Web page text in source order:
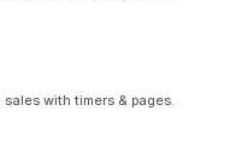
with timers & pages.